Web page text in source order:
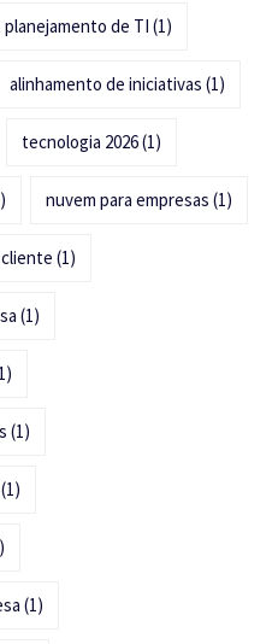
planejamento de TI (1)
alinhamento de iniciativas (1)
tecnologia 2026(1)
nuvem para empresas (1)
(1)
(1)
(1)
(1)
(1)